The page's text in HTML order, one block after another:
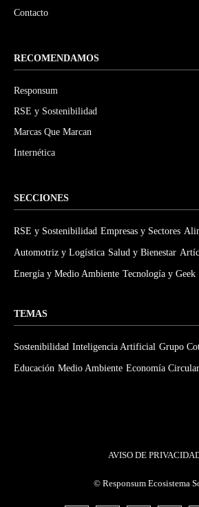
Contacto
RECOMENDAMOS
Responsum
RSE y Sostenibilidad
Marcas Que Marcan
Internética
SECCIONES
RSE y Sostenibilidad Empresas y Sectores
Automotriz y Logística Salud y Bienestar
Energía y Medio Ambiente Tecnología y Geek
TEMAS
Sostenibilidad Inteligencia Artificial Grupo
Educación Medio Ambiente Economía Circular
AVISO DE
© Responsum Ecosistema